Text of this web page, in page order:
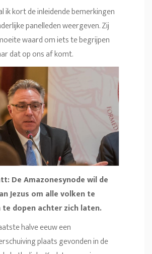
ik kort de inleidende bemerkingen
panelleden weergeven. Zij
waard om iets te begrijpen
dat op ons af komt.
De Amazonesynode wil de
Jezus om alle volken te
te dopen achter zich laten.
halve eeuw een
plaats gevonden in de